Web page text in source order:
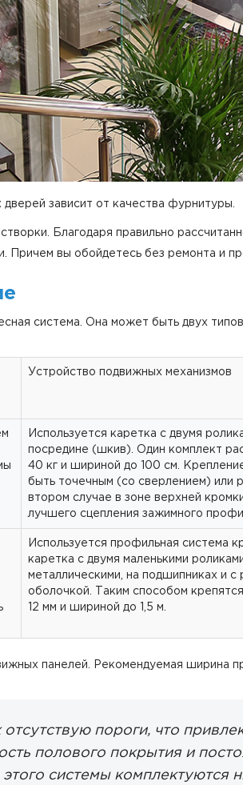
зависит от качества фурнитуры.
Благодаря правильно
Причем вы обойдетесь без ремонта и
система. Она может быть двух типов.
Устройство подвижных механизмов
Используется каретка с двумя
посредине (шкив). Один комплект
40 кг и шириной до 100 см.
быть точечным (со сверлением) или
втором случае в зоне верхней
лучшего сцепления зажимного
Используется профильная система
каретка с двумя маленькими
металлическими, на подшипниках и с
оболочкой. Таким способом
12 мм и шириной до 1,5 м.
панелей. Рекомендуемая ширина
пороги, что
полового покрытия и
системы комплектуются